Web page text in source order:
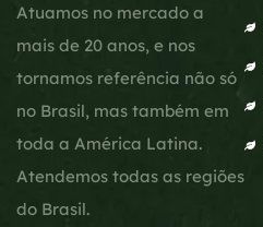
Atuamos no mercado a
mais de 20 anos, e nos
tornamos referência não só
no Brasil, mas também em
toda a América Latina.
Atendemos todas as regiões
do Brasil.